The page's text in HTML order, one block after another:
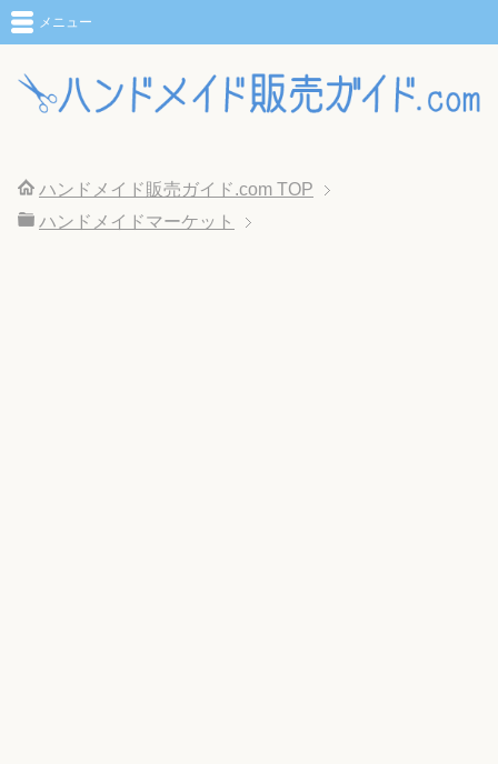
メニュー
ハンドメイド販売ガイド.com TOP
ハンドメイドマーケット